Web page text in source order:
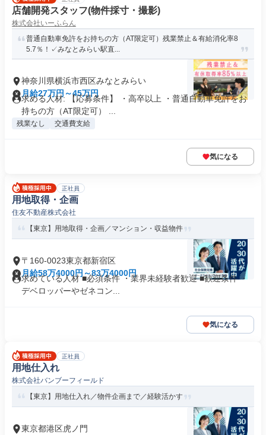
店舗開発スタッフ(物件採寸・撮影)
株式会社いーふらん
普通自動車免許をお持ちの方（AT限定可）残業禁止＆有給消化率8
5.7％！✓みなとみらい駅直...
神奈川県横浜市西区みなとみらい
月給27万円～45万円
求める人材: 【応募条件】 ・高卒以上 ・普通自動車免許をお
持ちの方（AT限定可） ...
残業なし 交通費支給
気になる
正社員
用地取得・企画
住友不動産株式会社
【東京】用地取得・企画／マンション・収益物件
〒160-0023東京都新宿区
月給58万4000円～83万4000円
求めている人材 ■必須条件 ・業界未経験者歓迎 ■歓迎条件 ・
デベロッパーやゼネコン...
気になる
正社員
用地仕入れ
株式会社バンブーフィールド
【東京】用地仕入れ／物件企画まで／経験活かす
東京都港区虎ノ門